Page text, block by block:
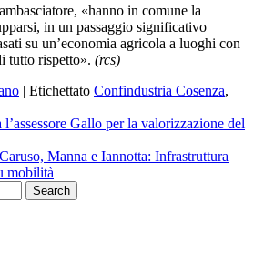
«hanno in comune la
in un passaggio significativo
su un’economia agricola a luoghi con
tutto rispetto». (rcs)
| Etichettato Confindustria Cosenza,
Gallo per la valorizzazione del
Manna e Iannotta: Infrastruttura
mobilità